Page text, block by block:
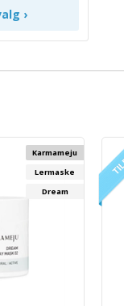
Karmameju
Lermaske
Dream